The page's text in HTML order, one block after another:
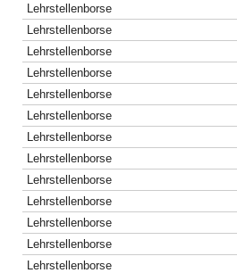
Lehrstellenborse
Lehrstellenborse
Lehrstellenborse
Lehrstellenborse
Lehrstellenborse
Lehrstellenborse
Lehrstellenborse
Lehrstellenborse
Lehrstellenborse
Lehrstellenborse
Lehrstellenborse
Lehrstellenborse
Lehrstellenborse